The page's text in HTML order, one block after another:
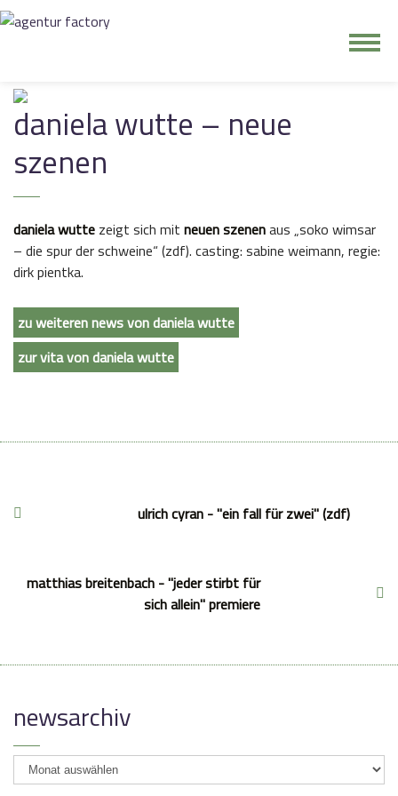
daniela wutte – neue
szenen
daniela wutte zeigt sich mit neuen szenenaus „soko wimsar
– die spur der schweine“ (zdf). casting: sabine weimann, regie:
dirk pientka.
zu weiteren news von daniela wutte
zur vita von daniela wutte
ulrich cyran - "ein fall für zwei" (zdf)
matthias breitenbach - "jeder stirbt für
sich allein" premiere
newsarchiv
newsarchiv